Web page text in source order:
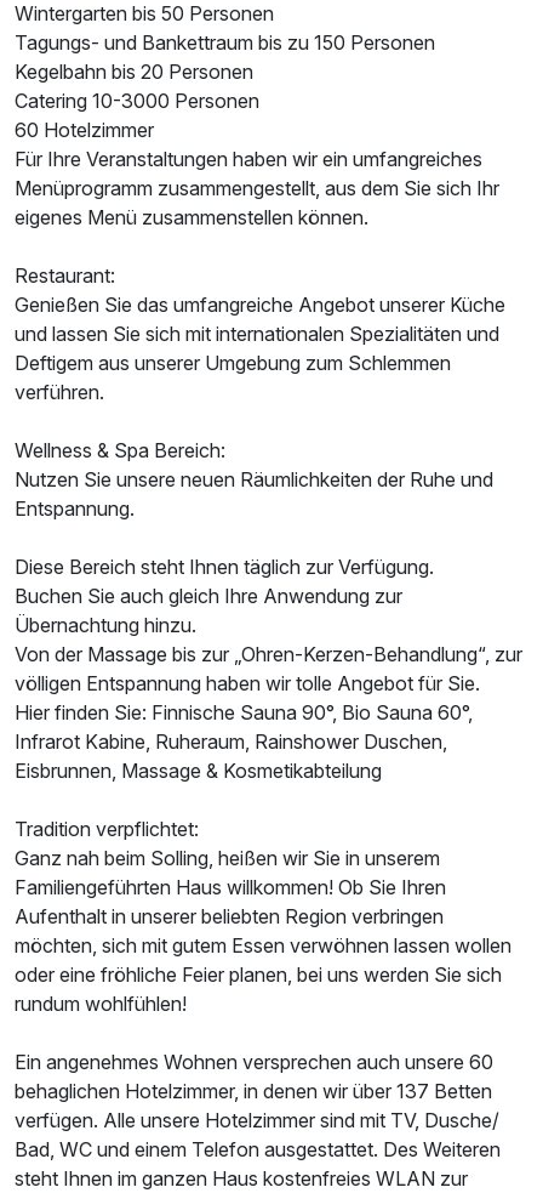
Ausstattung
Für 7 Tage 475,00 €
Doppelzimmer Komfort
2 Erwachsene und 2 Kinder
Wintergarten bis 50 Personen
Tagungs- und Bankettraum bis zu 150 Personen
Kegelbahn bis 20 Personen
Catering 10-3000 Personen
60 Hotelzimmer
Für Ihre Veranstaltungen haben wir ein umfangreiches
Menüprogramm zusammengestellt, aus dem Sie sich Ihr
eigenes Menü zusammenstellen können.
Restaurant:
Genießen Sie das umfangreiche Angebot unserer Küche
und lassen Sie sich mit internationalen Spezialitäten und
Deftigem aus unserer Umgebung zum Schlemmen
verführen.
Wellness & Spa Bereich:
Nutzen Sie unsere neuen Räumlichkeiten der Ruhe und
Entspannung.
Diese Bereich steht Ihnen täglich zur Verfügung.
Buchen Sie auch gleich Ihre Anwendung zur
Übernachtung hinzu.
Von der Massage bis zur „Ohren-Kerzen-Behandlung“, zur
völligen Entspannung haben wir tolle Angebot für Sie.
Hier finden Sie: Finnische Sauna 90°, Bio Sauna 60°,
Infrarot Kabine, Ruheraum, Rainshower Duschen,
Eisbrunnen, Massage & Kosmetikabteilung
Tradition verpflichtet:
Ganz nah beim Solling, heißen wir Sie in unserem
Familiengeführten Haus willkommen! Ob Sie Ihren
Aufenthalt in unserer beliebten Region verbringen
möchten, sich mit gutem Essen verwöhnen lassen wollen
oder eine fröhliche Feier planen, bei uns werden Sie sich
rundum wohlfühlen!
Ein angenehmes Wohnen versprechen auch unsere 60
behaglichen Hotelzimmer, in denen wir über 137 Betten
verfügen. Alle unsere Hotelzimmer sind mit TV, Dusche/
Bad, WC und einem Telefon ausgestattet. Des Weiteren
steht Ihnen im ganzen Haus kostenfreies WLAN zur